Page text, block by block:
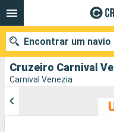
Carnival Venezia
Encontrar um